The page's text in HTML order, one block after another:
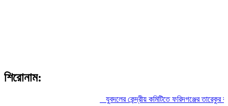
শিরোনাম:
যুবদলের কেন্দ্রীয় কমিটিতে ফরিদগঞ্জের তারেকুর রহমান